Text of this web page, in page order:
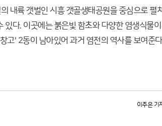
내륙 갯벌인 시흥 갯골생태공원을 중심으로 펼
있다. 이곳에는 붉은빛 함초와 다양한 염생식물
고' 2동이 남아있어 과거 염전의 역사를 보여준
이주은 기